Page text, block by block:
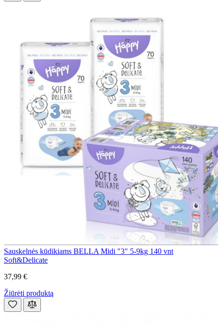
Sauskelnės kūdikiams BELLA Midi "3" 5-9kg 140 vnt
Soft&Delicate
37,99 €
Žiūrėti produktą